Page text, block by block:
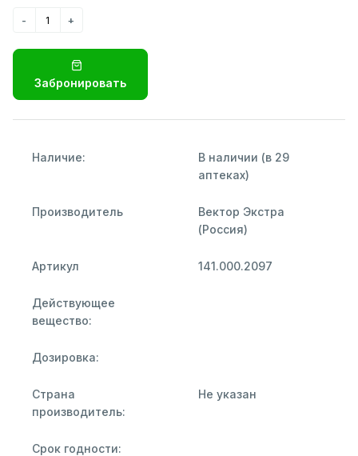
Забронировать
Наличие:
В наличии (в 29
аптеках)
Производитель
Вектор Экстра
(Россия)
Артикул 141.000.2097
Действующее
вещество:
Дозировка:
Страна
производитель:
Не указан
Срок годности: